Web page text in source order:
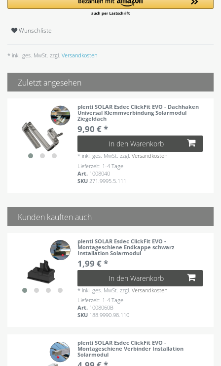
Wunschliste
* inkl. ges. MwSt. zzgl. Versandkosten
Zuletzt angesehen
plenti SOLAR Esdec ClickFit EVO - Dachhaken
Universal Klemmverbindung Solarmodul
Ziegeldach
9,90 € *
In den Warenkorb
* inkl. ges. MwSt. zzgl.Versandkosten
Lieferzeit: 1-4 Tage
Art. 1008040
SKU 271.9995.5.111
Kunden kauften auch
plenti SOLAR Esdec ClickFit EVO -
Montageschiene Endkappe schwarz
Installation Solarmodul
1,99 € *
In den Warenkorb
* inkl. ges. MwSt. zzgl.Versandkosten
Lieferzeit: 1-4 Tage
Art. 1008060B
SKU 188.9990.98.110
plenti SOLAR Esdec ClickFit EVO -
Montageschiene Verbinder Installation
Solarmodul